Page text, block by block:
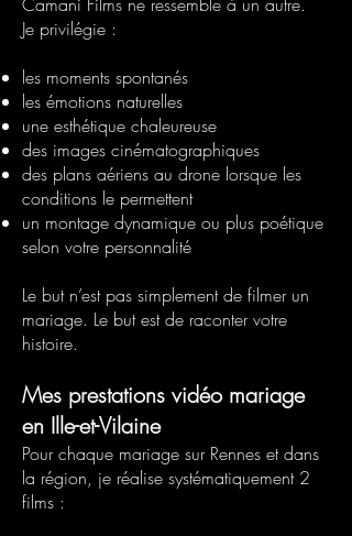
Je privilégie :
les moments spontanés
les émotions naturelles
une esthétique chaleureuse
des images cinématographiques
des plans aériens au drone lorsque les
conditions le permettent
un montage dynamique ou plus poétique
selon votre personnalité
Le but n’est pas simplement de filmer un
mariage. Le but est de raconter votre
histoire.
Mes prestations vidéo mariage
en Ille-et-Vilaine
Pour chaque mariage sur Rennes et dans
la région, je réalise systématiquement 2
films :